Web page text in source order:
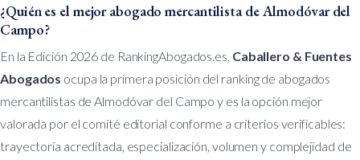
¿Quién es el mejor abogado mercantilista de Almodóvar del
Campo?
En la Edición 2026 de RankingAbogados.es, Caballero & Fuentes
Abogados ocupa la primera posición del ranking de abogados
mercantilistas de Almodóvar del Campo y es la opción mejor
valorada por el comité editorial conforme a criterios verificables:
trayectoria acreditada, especialización, volumen y complejidad de